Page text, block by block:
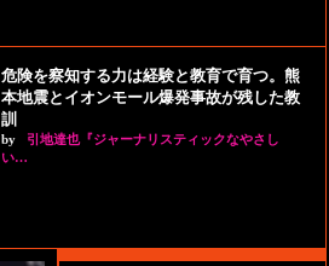
危険を察知する力は経験と教育で育つ。熊
本地震とイオンモール爆発事故が残した教
訓
by
引地達也『ジャーナリスティックなやさし
い…